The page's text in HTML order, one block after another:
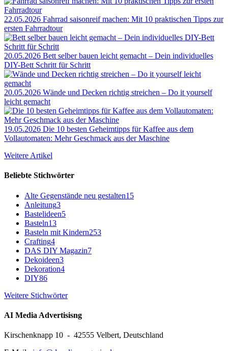
22.05.2026 Fahrrad saisonreif machen: Mit 10 praktischen Tipps zur
ersten Fahrradtour
20.05.2026 Bett selber bauen leicht gemacht – Dein individuelles
DIY-Bett Schritt für Schritt
20.05.2026 Wände und Decken richtig streichen – Do it yourself
leicht gemacht
19.05.2026 Die 10 besten Geheimtipps für Kaffee aus dem
Vollautomaten: Mehr Geschmack aus der Maschine
Weitere Artikel
Beliebte Stichwörter
Alte Gegenstände neu gestalten15
Anleitung3
Bastelideen5
Basteln13
Basteln mit Kindern253
Crafting4
DAS DIY Magazin7
Dekoideen3
Dekoration4
DIY86
Weitere Stichwörter
AI Media Advertisisng
Kirschenknapp 10 - 42555 Velbert, Deutschland